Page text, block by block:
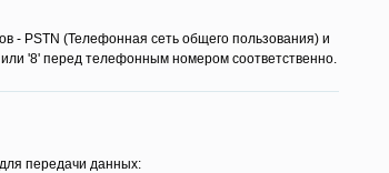
- PSTN (Телефонная сеть общего пользования) и
'8' перед телефонным номером соответственно.
передачи данных: